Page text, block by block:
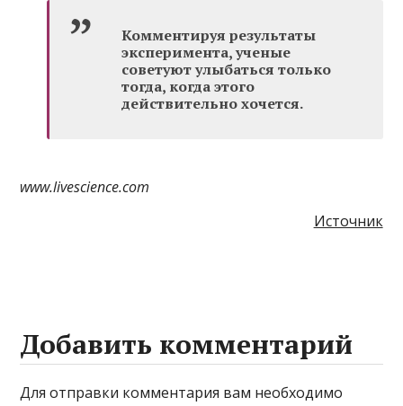
Комментируя результаты
эксперимента, ученые
советуют улыбаться только
тогда, когда этого
действительно хочется.
www.livescience.com
Источник
Добавить комментарий
Для отправки комментария вам необходимо